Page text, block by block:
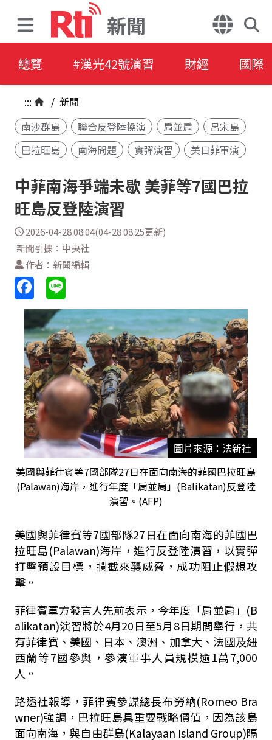
新聞
總覽 #漢光42號演習 財經 國際
::: / 新聞
南沙群島
聯合反登陸操演 肩並肩
呂宋島
巴拉旺島
南海問題 實彈演習 美日菲軍演
中菲南海爭端未歇 美菲等7國巴拉
旺島反登陸演習
2026-04-28 08:04(04-28 08:25更新)
新聞引據：中央社
作者：新聞編輯
圖片來源：法新社
美國與菲律賓等7國部隊27日在面向南海的菲國巴拉旺島
(Palawan)海岸，進行年度「肩並肩」(Balikatan)反登陸
演習。(AFP)
美國與菲律賓等7國部隊27日在面向南海的菲國巴
拉旺島(Palawan)海岸，進行反登陸演習，以實彈
打擊預設目標，攔截來襲威脅，成功阻止假想攻
擊。
菲律賓軍方發言人先前表示，今年度「肩並肩」(B
alikatan)演習將於4月20日至5月8日期間舉行，共
有菲律賓、美國、日本、澳洲、加拿大、法國及紐
西蘭等7國參與，參演軍事人員規模逾1萬7,000
人。
路透社報導，菲律賓參謀總長布勞納(Romeo Bra
wner)強調，巴拉旺島具重要戰略價值，因為該島
面向南海，與自由群島(Kalayaan Island Group)隔